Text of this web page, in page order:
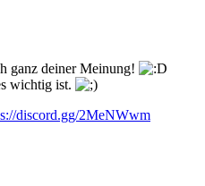
ganz deiner Meinung!
wichtig ist.
discord.gg/2MeNWwm